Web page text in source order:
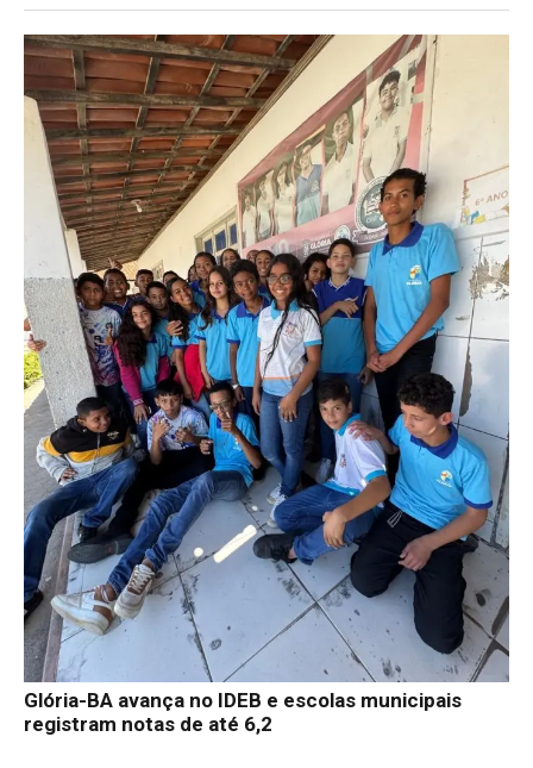
Glória-BA avança no IDEB e escolas municipais
registram notas de até 6,2